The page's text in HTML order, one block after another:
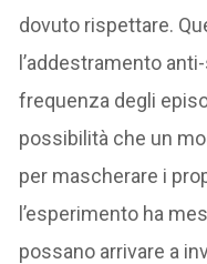
dovuto rispettare.
l’addestramento
frequenza degli
possibilità che un
per mascherare i
l’esperimento ha
possano arrivare a